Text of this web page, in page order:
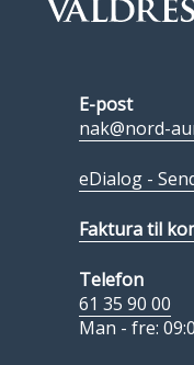
E-post
nak@nord-
eDialog -
Faktura til
Telefon
61 35 90 00
Man - fre: